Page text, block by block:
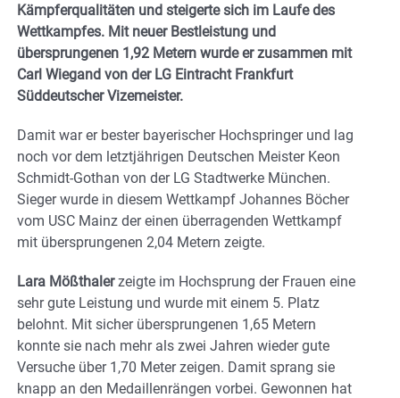
Kämpferqualitäten und steigerte sich im Laufe des
Wettkampfes. Mit neuer Bestleistung und
übersprungenen 1,92 Metern wurde er zusammen mit
Carl Wiegand von der LG Eintracht Frankfurt
Süddeutscher Vizemeister.
Damit war er bester bayerischer Hochspringer und lag
noch vor dem letztjährigen Deutschen Meister Keon
Schmidt-Gothan von der LG Stadtwerke München.
Sieger wurde in diesem Wettkampf Johannes Böcher
vom USC Mainz der einen überragenden Wettkampf
mit übersprungenen 2,04 Metern zeigte.
Lara Mößthalerzeigte im Hochsprung der Frauen eine
sehr gute Leistung und wurde mit einem 5. Platz
belohnt. Mit sicher übersprungenen 1,65 Metern
konnte sie nach mehr als zwei Jahren wieder gute
Versuche über 1,70 Meter zeigen. Damit sprang sie
knapp an den Medaillenrängen vorbei. Gewonnen hat